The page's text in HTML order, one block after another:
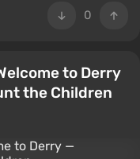
0
to Derry
the Children